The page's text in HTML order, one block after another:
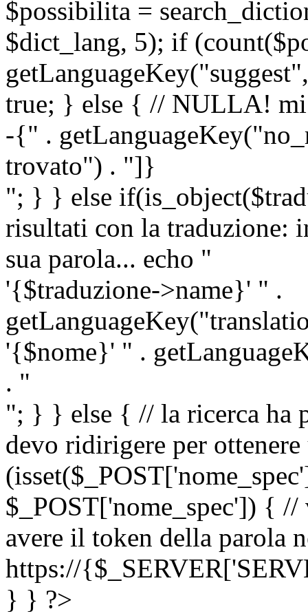
$possibilita =
$dict_lang, 5); if
true; } else { // NULLA! mi
-{" .
trovato") . "]}
"; } } else
risultati con la traduzione:
sua parola... echo "
'{$traduzione->name}' " .
'{$nome}' " .
. "
"; } } else { // la ricerca ha
devo ridirigere per
$_POST['nome_spec']) {
avere il token della parola
https://
} } ?>